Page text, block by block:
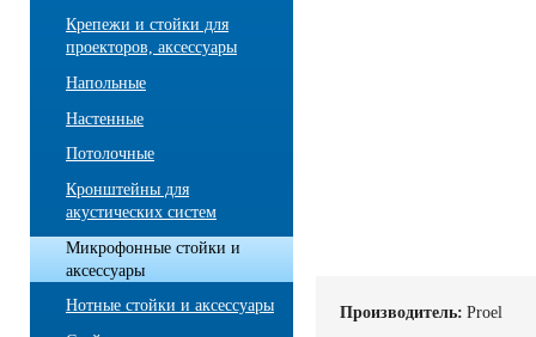
Крепежи и стойки для
проекторов, аксессуары
Напольные
Настенные
Потолочные
Кронштейны для
акустических систем
Микрофонные стойки и
аксессуары
Нотные стойки и аксессуары
Производитель: Proel